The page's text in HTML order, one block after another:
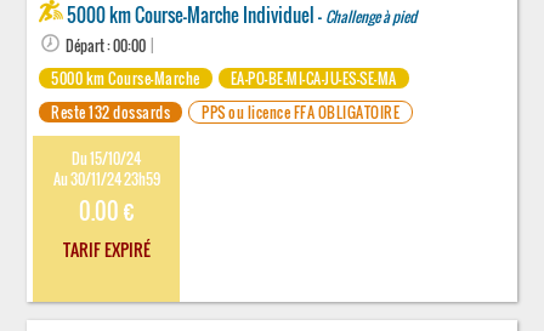
5000 km Course-Marche Individuel - Challenge à pied
Départ : 00:00
5000 km Course-Marche
EA-PO-BE-MI-CA-JU-ES-SE-MA
Reste 132 dossards
PPS ou licence FFA OBLIGATOIRE
Du 15/10/24
Au 30/11/24 23h59
0.00 €
TARIF EXPIRÉ